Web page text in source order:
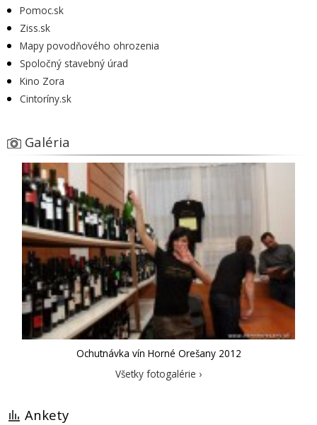
Pomoc.sk
Ziss.sk
Mapy povodňového ohrozenia
Spoločný stavebný úrad
Kino Zora
Cintoríny.sk
Galéria
Ochutnávka vín Horné Orešany 2012
Všetky fotogalérie ›
Ankety